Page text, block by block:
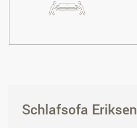
Schlafsofa Eriksen